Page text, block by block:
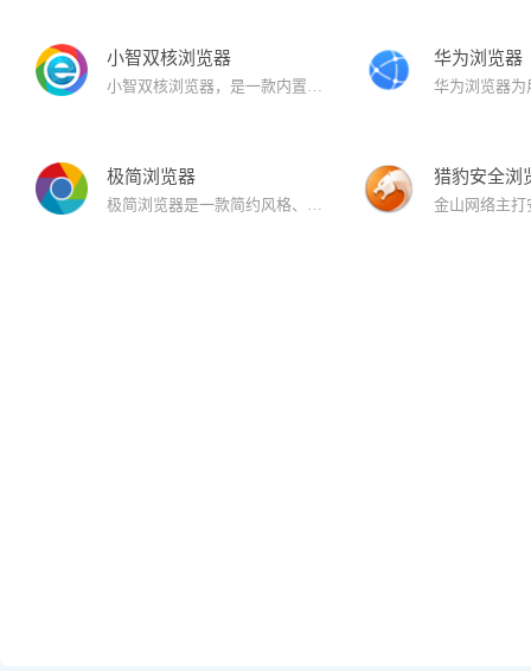
小智双核浏览器
小智双核浏览器，是一款内置Chrome和IE内核的安全双核浏览器，可完美支持IE9/IE10/IE11版本内核，同时拥有更加稳定、快速的Chrome内核：Chromium101，运行速度快、性能稳定，同样也确保了兼容性。界面简洁，安全、纯净无广告，有着秒开网页的流畅体验。支持安装谷歌Google Chrome插件拓展程序，拥有自定义主页、天气预报、免费PDF转换Word功能、快速划词翻译功能、网页长截图、gif录制、视频录制、快捷鼠标手势、一键扫码分享网页功能、微博助手、侧边栏二维码生成器以及自定义浏览器全面屏壁纸皮肤等功能。
华为浏览器
极简浏览器
极简浏览器是一款简约风格、极速安全、无广告、无弹窗的浏览器。极简浏览器提供了浏览器的基本功能。满足用户的极速安全上网的同时，无广告、无弹窗、简洁的界面等特点给用户带来不一样的浏览体验！
猎豹安全浏